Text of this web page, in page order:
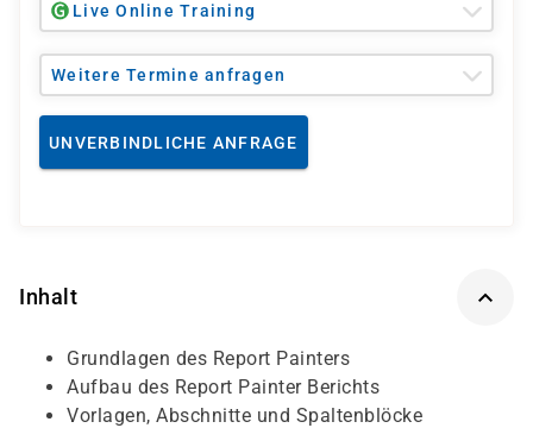
Live Online Training
Weitere Termine anfragen
UNVERBINDLICHE ANFRAGE
Inhalt
Grundlagen des Report Painters
Aufbau des Report Painter Berichts
Vorlagen, Abschnitte und Spaltenblöcke